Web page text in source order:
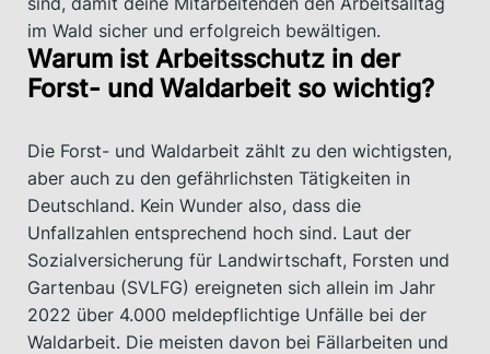
im Wald sicher und erfolgreich bewältigen.
Warum ist Arbeitsschutz in der
Forst- und Waldarbeit so wichtig?
Die Forst- und Waldarbeit zählt zu den wichtigsten,
aber auch zu den gefährlichsten Tätigkeiten in
Deutschland. Kein Wunder also, dass die
Unfallzahlen entsprechend hoch sind. Laut der
Sozialversicherung für Landwirtschaft, Forsten und
Gartenbau (SVLFG) ereigneten sich allein im Jahr
2022 über 4.000 meldepflichtige Unfälle bei der
Waldarbeit. Die meisten davon bei Fällarbeiten und